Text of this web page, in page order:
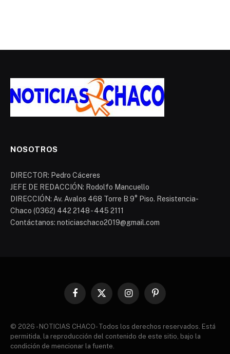
NOSOTROS
DIRECTOR: Pedro Cáceres
JEFE DE REDACCIÓN: Rodolfo Mancuello
DIRECCIÓN: Av. Avalos 468 Torre B 9° Piso. Resistencia-
Chaco (0362) 442 2148 - 445 2111
Contáctanos: noticiaschaco2019@gmail.com
Facebook
X
InstagramPinterest
© 2026 - NOTICIAS CHACO- Todos los derechos reservados. Está
permitida, la reproducción del contenido de este sitio, bajo la
condición de mencionar la fuente.